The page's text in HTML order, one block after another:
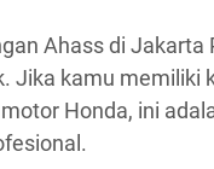
Ahass di
Jika kamu memiliki
Honda, ini